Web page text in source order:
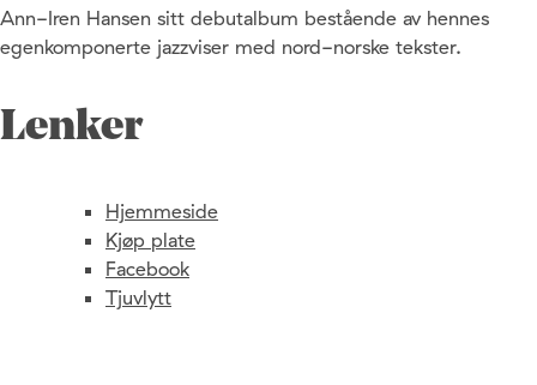
Ann-Iren Hansen sitt debutalbum bestående av hennes
egenkomponerte jazzviser med nord-norske tekster.
Lenker
Hjemmeside
Kjøp plate
Facebook
Tjuvlytt